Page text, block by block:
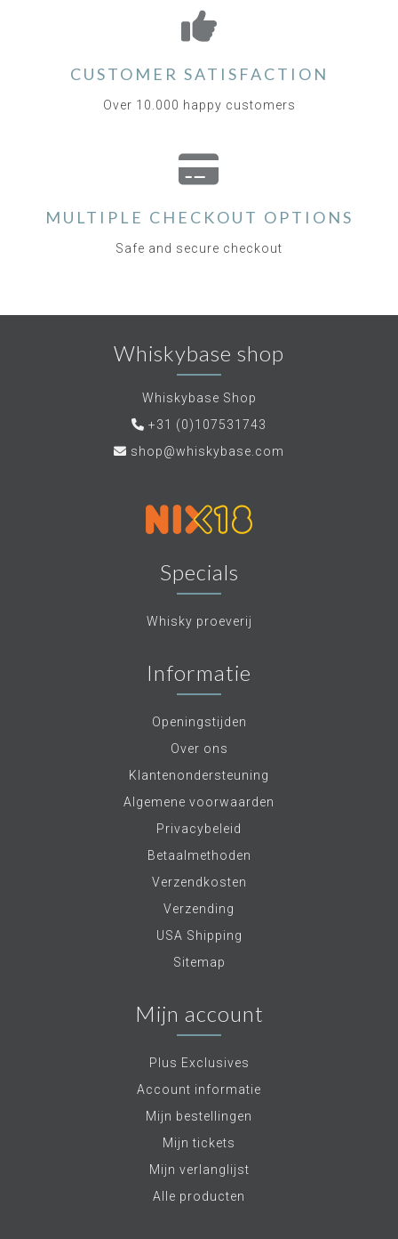
CUSTOMER SATISFACTION
Over 10.000 happy customers
MULTIPLE CHECKOUT OPTIONS
Safe and secure checkout
Whiskybase shop
Whiskybase Shop
+31 (0)107531743
shop@whiskybase.com
Specials
Whisky proeverij
Informatie
Openingstijden
Over ons
Klantenondersteuning
Algemene voorwaarden
Privacybeleid
Betaalmethoden
Verzendkosten
Verzending
USA Shipping
Sitemap
Mijn account
Plus Exclusives
Account informatie
Mijn bestellingen
Mijn tickets
Mijn verlanglijst
Alle producten